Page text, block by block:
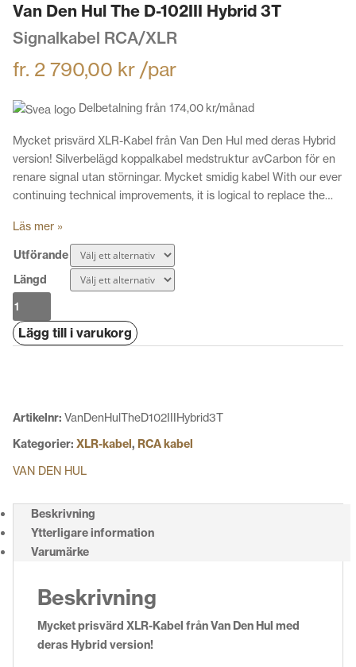
Van Den Hul The D-102III Hybrid 3T
Signalkabel RCA/XLR
fr. 2 790,00 kr /par
Delbetalning från 174,00 kr/månad
Mycket prisvärd XLR-Kabel från Van Den Hul med deras Hybrid
version! Silverbelägd koppalkabel medstruktur avCarbon för en
renare signal utan störningar. Mycket smidig kabel With our ever
continuing technical improvements, it is logical to replace the…
Läs mer »
Utförande
Längd
Van
Den
Hul
Hybrid
mängd
Lägg till i varukorg
Artikelnr: VanDenHulTheD102IIIHybrid3T
Kategorier: XLR-kabel, RCA kabel
VAN DEN HUL
Beskrivning
Ytterligare information
Varumärke
Beskrivning
Mycket prisvärd XLR-Kabel från Van Den Hul med
deras Hybrid version!